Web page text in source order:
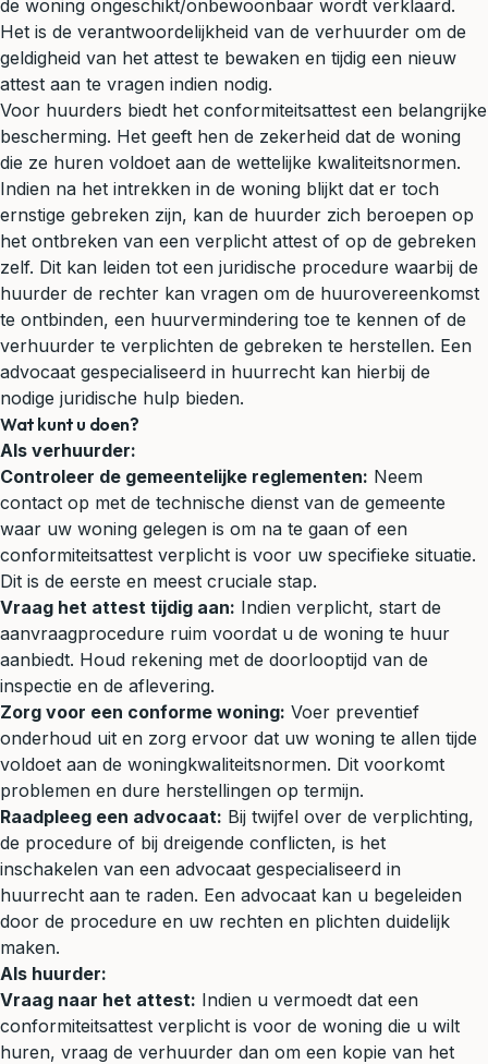
de woning ongeschikt/onbewoonbaar wordt verklaard.
Het is de verantwoordelijkheid van de verhuurder om de
geldigheid van het attest te bewaken en tijdig een nieuw
attest aan te vragen indien nodig.
Voor huurders biedt het conformiteitsattest een belangrijke
bescherming. Het geeft hen de zekerheid dat de woning
die ze huren voldoet aan de wettelijke kwaliteitsnormen.
Indien na het intrekken in de woning blijkt dat er toch
ernstige gebreken zijn, kan de huurder zich beroepen op
het ontbreken van een verplicht attest of op de gebreken
zelf. Dit kan leiden tot een juridische procedure waarbij de
huurder de rechter kan vragen om de huurovereenkomst
te ontbinden, een huurvermindering toe te kennen of de
verhuurder te verplichten de gebreken te herstellen. Een
advocaat gespecialiseerd in huurrecht kan hierbij de
nodige juridische hulp bieden.
Wat kunt u doen?
Als verhuurder:
Controleer de gemeentelijke reglementen: Neem
contact op met de technische dienst van de gemeente
waar uw woning gelegen is om na te gaan of een
conformiteitsattest verplicht is voor uw specifieke situatie.
Dit is de eerste en meest cruciale stap.
Vraag het attest tijdig aan: Indien verplicht, start de
aanvraagprocedure ruim voordat u de woning te huur
aanbiedt. Houd rekening met de doorlooptijd van de
inspectie en de aflevering.
Zorg voor een conforme woning: Voer preventief
onderhoud uit en zorg ervoor dat uw woning te allen tijde
voldoet aan de woningkwaliteitsnormen. Dit voorkomt
problemen en dure herstellingen op termijn.
Raadpleeg een advocaat: Bij twijfel over de verplichting,
de procedure of bij dreigende conflicten, is het
inschakelen van een advocaat gespecialiseerd in
huurrecht aan te raden. Een advocaat kan u begeleiden
door de procedure en uw rechten en plichten duidelijk
maken.
Als huurder:
Vraag naar het attest: Indien u vermoedt dat een
conformiteitsattest verplicht is voor de woning die u wilt
huren, vraag de verhuurder dan om een kopie van het